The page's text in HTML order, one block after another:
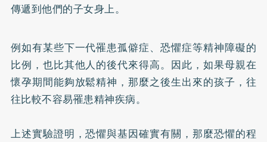
傳遞到他們的子女身上。
例如有某些下一代罹患孤僻症、恐懼症等精神障礙的
比例，也比其他人的後代來得高。因此，如果母親在
懷孕期間能夠放鬆精神，那麼之後生出來的孩子，往
往比較不容易罹患精神疾病。
上述實驗證明，恐懼與基因確實有關，那麼恐懼的程